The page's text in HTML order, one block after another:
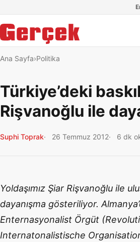
Ana Sayfa Politika
Türkiye’deki
Rişvanoğlu ile
Suphi Toprak 26 Temmuz 2012 6 dk
Yoldaşımız Şiar Rişvanoğlu ile
dayanışma gösteriliyor.
Enternasyonalist Örgüt
Internatonalistische